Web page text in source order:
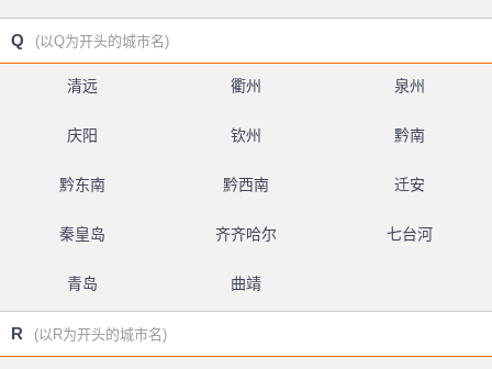
Q (以Q为开头的城市名)
清远 衢州 泉州
庆阳 钦州 黔南
黔东南 黔西南 迁安
秦皇岛 齐齐哈尔 七台河
青岛 曲靖
R (以R为开头的城市名)